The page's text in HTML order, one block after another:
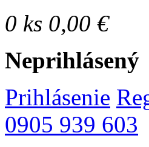
0 ks 0,00 €
Neprihlásený
Prihlásenie
0905 939 603